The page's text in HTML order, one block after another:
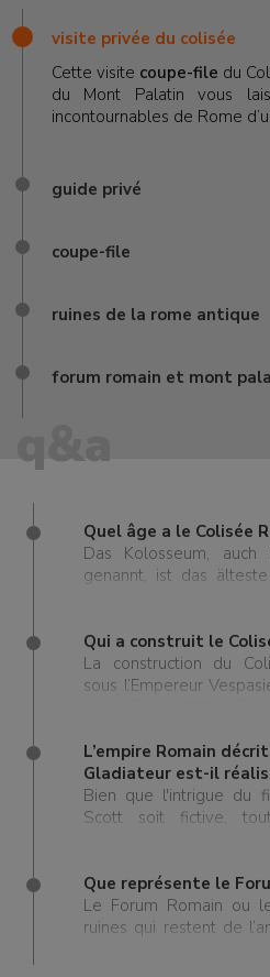
visite privée du colisée
Cette visite coupe-file du
du Mont Palatin vous
incontournables de Rome
guide privé
coupe-file
ruines de la rome antique
forum romain et mont
q&a
Quel âge a le Colisée
Das Kolosseum, auch
genannt, ist das
über 1000 Jahre alt.
Qui a construit le
La construction du
sous l’Empereur
pendant le règne de
L’empire Romain
Gladiateur est-il
Bien que l'intrigue du
Scott soit fictive,
déroule en 180 après J-
Aurèle était au
Marcus Aurelius
Que représente le
Le Forum Romain ou
ruines qui restent de